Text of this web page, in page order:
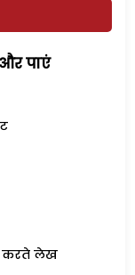
पाएं
करते लेख